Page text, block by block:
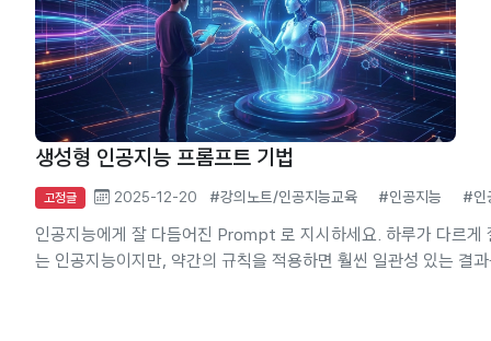
생성형 인공지능 프롬프트 기법
고정글 2025-12-20 #강의노트/인공지능교육 #인공지능 #인
인공지능에게 잘 다듬어진 Prompt 로 지시하세요. 하루가 다르게
는 인공지능이지만, 약간의 규칙을 적용하면 훨씬 일관성 있는 결